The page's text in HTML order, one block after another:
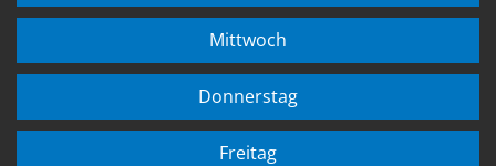
Mittwoch
Donnerstag
Freitag